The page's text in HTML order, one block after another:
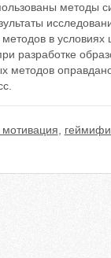
методы
в
разработке